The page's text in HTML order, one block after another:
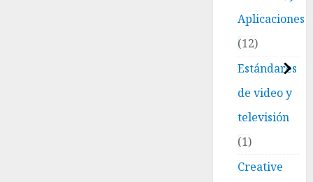
Aplicaciones
12
Estándares
de video y
televisión
1
Creative